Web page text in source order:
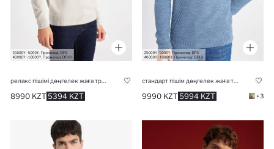
5394 KZT
8990 KZT 5994 KZT
9990 KZT +3